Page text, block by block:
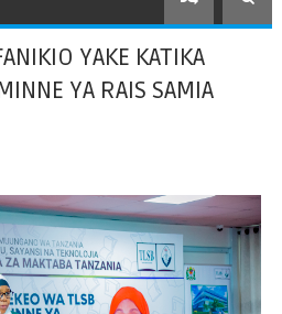
YAKE KATIKA
YA RAIS SAMIA